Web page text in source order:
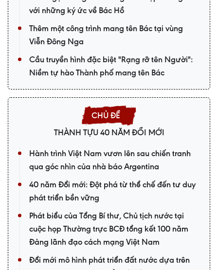
với những ký ức về Bác Hồ
Thêm một công trình mang tên Bác tại vùng
Viễn Đông Nga
Cầu truyền hình đặc biệt "Rạng rỡ tên Người":
Niềm tự hào Thành phố mang tên Bác
THÀNH TỰU 40 NĂM ĐỔI MỚI
Hành trình Việt Nam vươn lên sau chiến tranh
qua góc nhìn của nhà báo Argentina
40 năm Đổi mới: Đột phá từ thể chế đến tư duy
phát triển bền vững
Phát biểu của Tổng Bí thư, Chủ tịch nước tại
cuộc họp Thường trực BCĐ tổng kết 100 năm
Đảng lãnh đạo cách mạng Việt Nam
Đổi mới mô hình phát triển đất nước dựa trên